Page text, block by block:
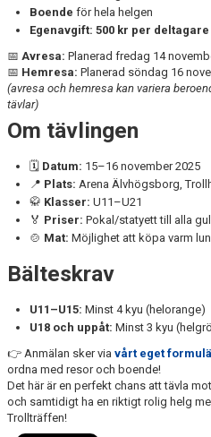
Boende för hela helgen
Egenavgift: 500 kr per deltagare
📅 Avresa: Planerad fredag 14
📅 Hemresa: Planerad söndag 16
(avresa och hemresa kan variera
tävlar)
Om tävlingen
🗓️ Datum: 15–16 november 2025
📍 Plats: Arena Älvhögsborg,
🥋 Klasser: U11–U21
🏅 Priser: Pokal/statyett till alla
🍲 Mat: Möjlighet att köpa varm
Bälteskrav
U11–U15: Minst 4 kyu (helorange)
U18 och uppåt: Minst 3 kyu
👉 Anmälan sker via vårt eget
ordna med resor och boende!
Det här är en perfekt chans att tävla
och samtidigt ha en riktigt rolig helg
Trollträffen!